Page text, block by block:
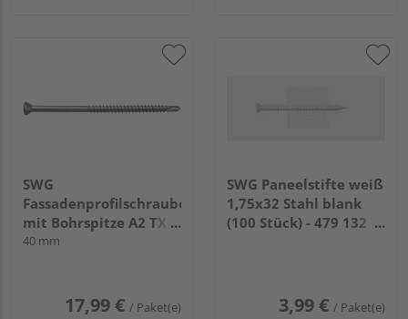
SWG
Fassadenprofilschraube
mit Bohrspitze A2 TX
10 3,2 mm (200 Stück)
40 mm
17,99 € / Paket(e)
SWG Paneelstifte weiß
1,75x32 Stahl blank
(100 Stück) - 479 132
3,99 € / Paket(e)